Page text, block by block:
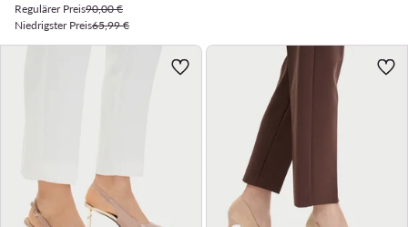
Regulärer Preis90,00 €
Niedrigster Preis65,99 €